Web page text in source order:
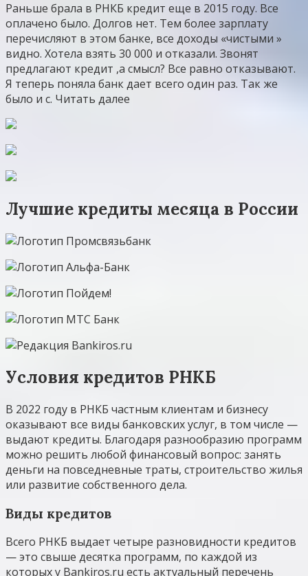
Раньше брала в РНКБ кредит еще в 2015 году. Все
оплачено было. Долгов нет. Тем более зарплату
перечисляют в этом банке, все доходы «чистыми »
видно. Хотела взять 30 000 и отказали. Звонят
предлагают кредит ,а смысл? Все равно отказывают.
Я теперь поняла банк дает всего один раз. Так же
было и с. Читать далее
Лучшие кредиты месяца в России
Условия кредитов РНКБ
В 2022 году в РНКБ частным клиентам и бизнесу
оказывают все виды банковских услуг, в том числе —
выдают кредиты. Благодаря разнообразию программ
можно решить любой финансовый вопрос: занять
деньги на повседневные траты, строительство жилья
или развитие собственного дела.
Виды кредитов
Всего РНКБ выдает четыре разновидности кредитов
— это свыше десятка программ, по каждой из
которых у Bankiros.ru есть актуальный перечень